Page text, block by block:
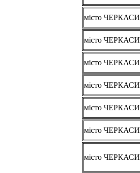
місто ЧЕРКАСИ
місто ЧЕРКАСИ
місто ЧЕРКАСИ
місто ЧЕРКАСИ
місто ЧЕРКАСИ
місто ЧЕРКАСИ
місто ЧЕРКАСИ